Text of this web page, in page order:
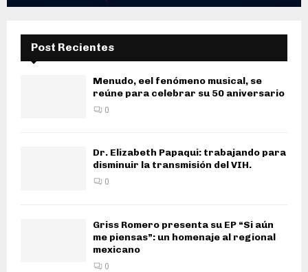
Post Recientes
Menudo, eel fenómeno musical, se
reúne para celebrar su 50 aniversario
0
Dr. Elizabeth Papaqui: trabajando para
disminuir la transmisión del VIH.
0
Griss Romero presenta su EP “Si aún
me piensas”: un homenaje al regional
mexicano
0